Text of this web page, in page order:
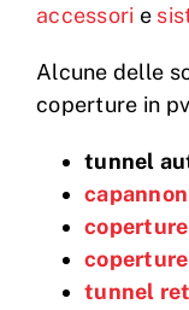
accessori e
Alcune delle
coperture in
tunnel
tunnel